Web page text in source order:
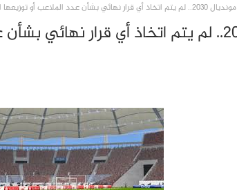
مونديال 2030.. لم يتم اتخاذ أي قرار نهائي بشأن عدد الملاعب أو توزيعها الجغرافي
مونديال 2030.. لم يتم اتخاذ أي قرار